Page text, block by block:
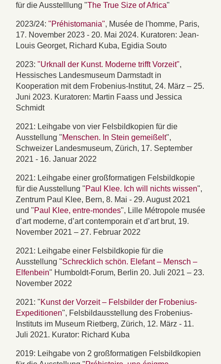
für die Ausstelllung "The True Size of Africa"
2023/24: "Préhistomania", Musée de l'homme, Paris,
17. November 2023 - 20. Mai 2024. Kuratoren: Jean-
Louis Georget, Richard Kuba, Egidia Souto
2023: "Urknall der Kunst. Moderne trifft Vorzeit",
Hessisches Landesmuseum Darmstadt in
Kooperation mit dem Frobenius-Institut, 24. März – 25.
Juni 2023. Kuratoren: Martin Faass und Jessica
Schmidt
2021: Leihgabe von vier Felsbildkopien für die
Ausstellung "Menschen. In Stein gemeißelt",
Schweizer Landesmuseum, Zürich, 17. September
2021 - 16. Januar 2022
2021: Leihgabe einer großformatigen Felsbildkopie
für die Ausstellung "Paul Klee. Ich will nichts wissen",
Zentrum Paul Klee, Bern, 8. Mai - 29. August 2021
und "Paul Klee, entre-mondes", Lille Métropole musée
d’art moderne, d’art contemporain et d’art brut, 19.
November 2021 – 27. Februar 2022
2021: Leihgabe einer Felsbildkopie für die
Ausstellung "Schrecklich schön. Elefant – Mensch –
Elfenbein" Humboldt-Forum, Berlin 20. Juli 2021 – 23.
November 2022
2021: "Kunst der Vorzeit – Felsbilder der Frobenius-
Expeditionen", Felsbildausstellung des Frobenius-
Instituts im Museum Rietberg, Zürich, 12. März - 11.
Juli 2021. Kurator: Richard Kuba
2019: Leihgabe von 2 großformatigen Felsbildkopien